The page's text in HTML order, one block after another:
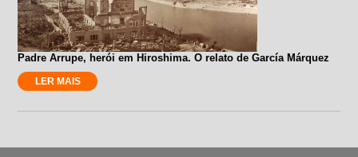
Padre Arrupe, herói em Hiroshima. O relato de García Márquez
LER MAIS